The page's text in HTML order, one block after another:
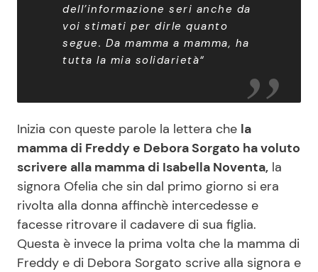
dell’informazione seri anche da
voi stimati per dirle quanto
segue. Da mamma a mamma, ha
tutta la mia solidarietà“
Inizia con queste parole la lettera che la
mamma di Freddy e Debora Sorgato ha voluto
scrivere alla mamma di Isabella Noventa, la
signora Ofelia che sin dal primo giorno si era
rivolta alla donna affinchè intercedesse e
facesse ritrovare il cadavere di sua figlia.
Questa è invece la prima volta che la mamma di
Freddy e di Debora Sorgato scrive alla signora e